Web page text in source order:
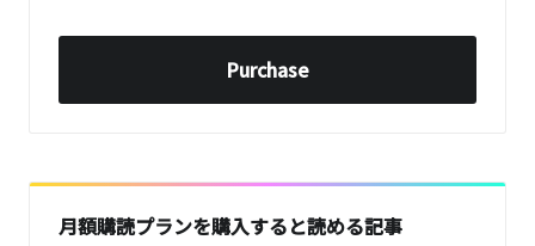
Purchase
月額購読プランを購入すると読める記事